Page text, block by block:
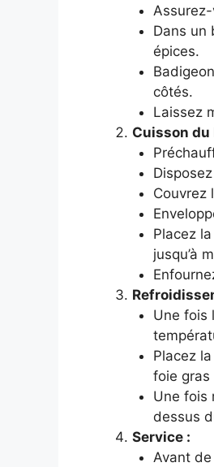
Dans un
épices.
côtés.
Laissez
Cuisson du
Couvrez
Placez
jusqu’à
Une fois
Placez
foie gras
Une fois
dessus
Service :
Avant